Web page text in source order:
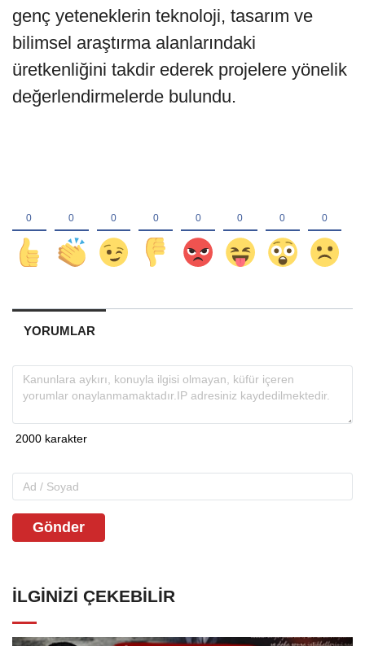
genç yeteneklerin teknoloji, tasarım ve
bilimsel araştırma alanlarındaki
üretkenliğini takdir ederek projelere yönelik
değerlendirmelerde bulundu.
YORUMLAR
Gönder
İLGINIZI ÇEKEBILIR